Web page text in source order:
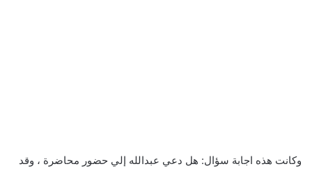
وكانت هذه اجابة سؤال: هل دعي عبدالله إلي حضور محاضرة ، وقد